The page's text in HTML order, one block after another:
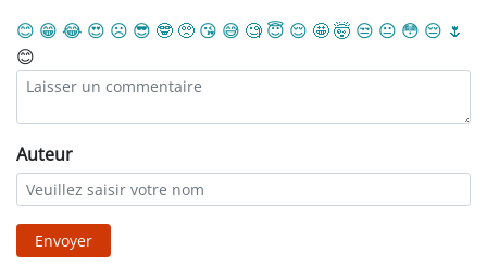
😊 😁 😂 😍 ☹️ 😎 🤓 🥺 😘 😅 🧐 😇 😌 🤩🤯 😒 😐 😳 😔 🌷
😊
Auteur
Envoyer